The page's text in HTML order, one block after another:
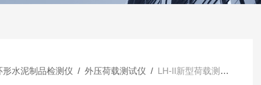
形水泥制品检测仪 / 外压荷载测试仪 / LH-II新型荷载测试仪